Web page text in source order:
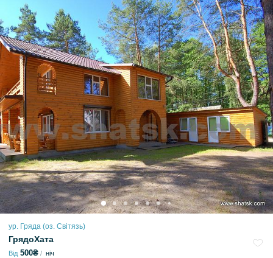
ур. Гряда (оз. Світязь)
ГрядоХата
Від 500₴ ніч